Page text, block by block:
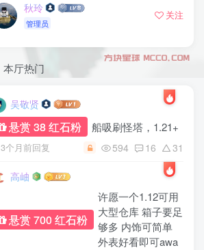
秋玲
管理员
关注
本厅热门
吴敬贤
悬赏 38 红石粉 船吸刷怪塔，1.21+
3个月前回复 594 16 31
高岫
悬赏 700 红石粉
许愿一个1.12可用
大型仓库 箱子要足
够多 内饰可简单
外表好看即可awa